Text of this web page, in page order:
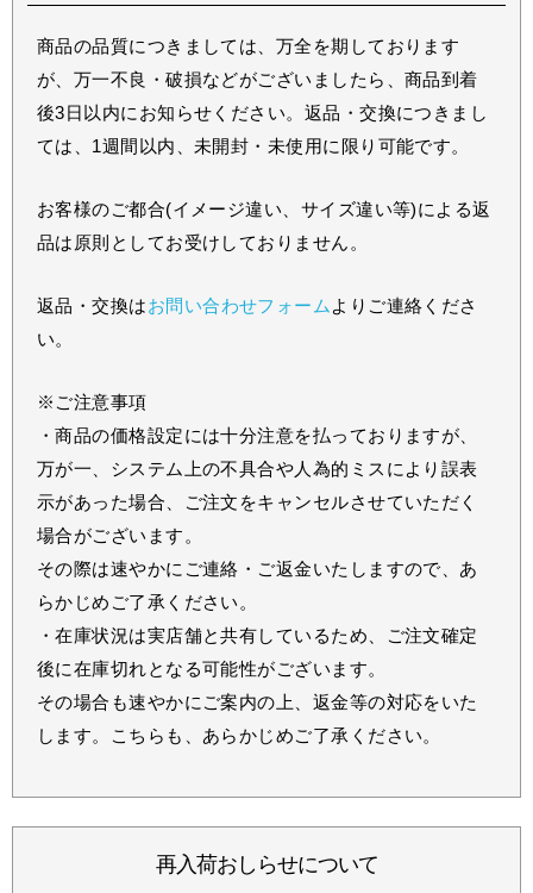
商品の品質につきましては、万全を期しております
が、万一不良・破損などがございましたら、商品到着
後3日以内にお知らせください。返品・交換につきまし
ては、1週間以内、未開封・未使用に限り可能です。
お客様のご都合(イメージ違い、サイズ違い等)による返
品は原則としてお受けしておりません。
返品・交換はお問い合わせフォーム よりご連絡くださ
い。
※ご注意事項
・商品の価格設定には十分注意を払っておりますが、
万が一、システム上の不具合や人為的ミスにより誤表
示があった場合、ご注文をキャンセルさせていただく
場合がございます。
その際は速やかにご連絡・ご返金いたしますので、あ
らかじめご了承ください。
・在庫状況は実店舗と共有しているため、ご注文確定
後に在庫切れとなる可能性がございます。
その場合も速やかにご案内の上、返金等の対応をいた
します。こちらも、あらかじめご了承ください。
再入荷おしらせについて